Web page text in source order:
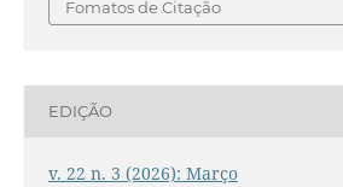
Fomatos de Citação
EDIÇÃO
v. 22 n. 3 (2026): Março